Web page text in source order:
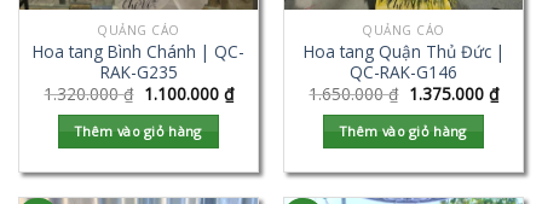
QUẢNG CÁO
Hoa tang Bình Chánh | QC-
RAK-G235
1.320.000₫ 1.100.000 ₫
Thêm vào giỏ hàng
QUẢNG CÁO
Hoa tang Quận Thủ Đức |
QC-RAK-G146
1.650.000₫ 1.375.000 ₫
Thêm vào giỏ hàng